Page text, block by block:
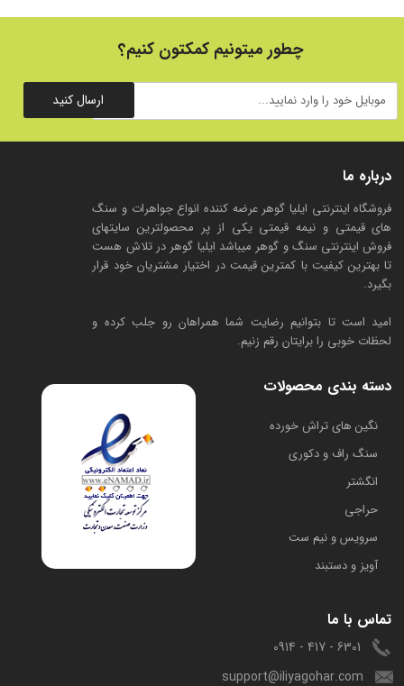
درباره ما
فروشگاه اینترنتی ایلیا گوهر عرضه کننده انواع جواهرات و سنگ
های قیمتی و نیمه قیمتی یکی از پر محصولترین سایتهای
فروش اینترنتی سنگ و گوهر میباشد ایلیا گوهر در تلاش هست
تا بهترین کیفیت با کمترین قیمت در اختیار مشتریان خود قرار
بگیرد.
امید است تا بتوانیم رضایت شما همراهان رو جلب کرده و
لحظات خوبی را برایتان رقم زنیم.
دسته بندی محصولات
​نگین های تراش خورده
سنگ راف و دکوری
انگشتر
حراجی
سرویس و نیم ست
آویز و دستبند
تماس با ما
6301 - 417 - 0914
support@iliyagohar.com
چطور میتونیم کمکتون کنیم؟
ارسال کنید